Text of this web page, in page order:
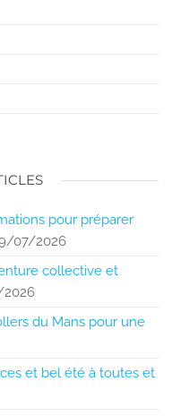
pour préparer
07/2026
collective et
du Mans pour une
et bel été à toutes et